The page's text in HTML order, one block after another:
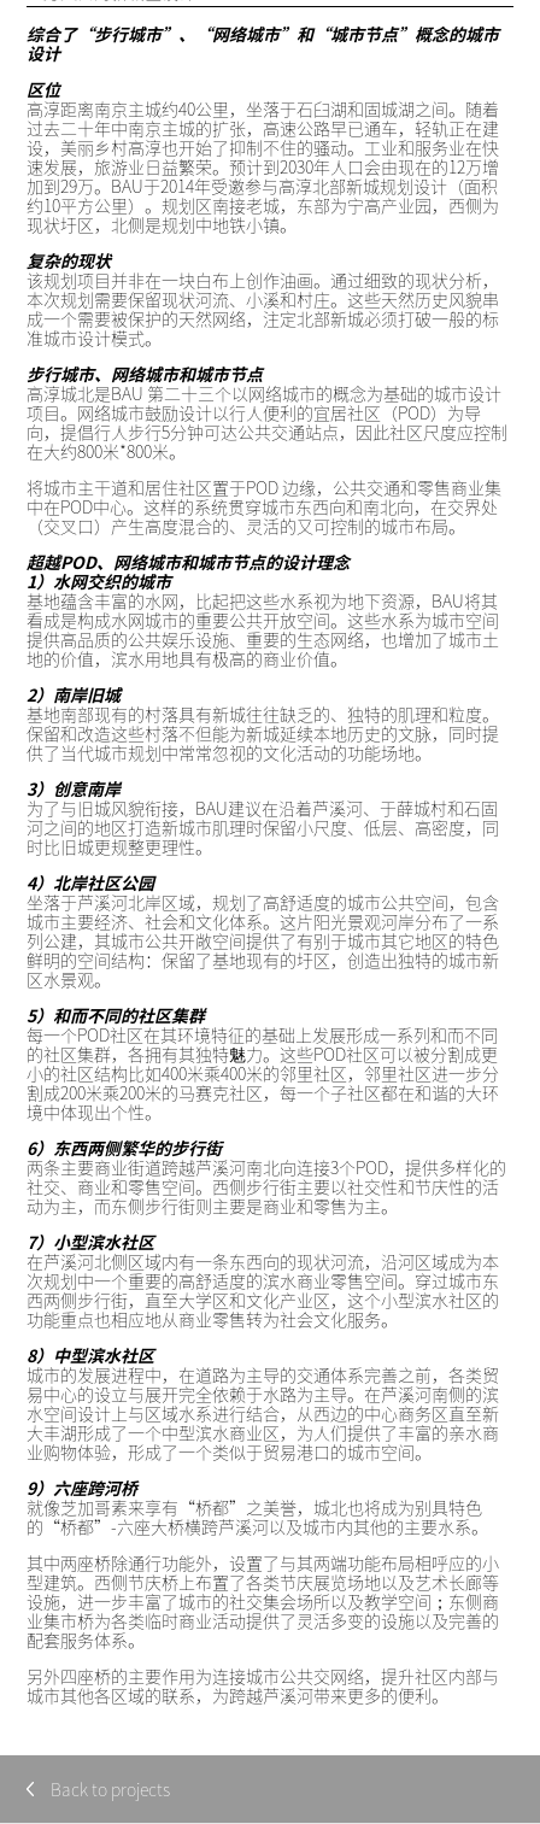
综合了“步行城市”、“网络城市”和“城市节点”概念的城市
设计
区位
高淳距离南京主城约40公里，坐落于石臼湖和固城湖之间。随着
过去二十年中南京主城的扩张，高速公路早已通车，轻轨正在建
设，美丽乡村高淳也开始了抑制不住的骚动。工业和服务业在快
速发展，旅游业日益繁荣。预计到2030年人口会由现在的12万增
加到29万。BAU于2014年受邀参与高淳北部新城规划设计（面积
约10平方公里）。规划区南接老城，东部为宁高产业园，西侧为
现状圩区，北侧是规划中地铁小镇。
复杂的现状
该规划项目并非在一块白布上创作油画。通过细致的现状分析，
本次规划需要保留现状河流、小溪和村庄。这些天然历史风貌串
成一个需要被保护的天然网络，注定北部新城必须打破一般的标
准城市设计模式。
步行城市、网络城市和城市节点
高淳城北是BAU 第二十三个以网络城市的概念为基础的城市设计
项目。网络城市鼓励设计以行人便利的宜居社区（POD）为导
向，提倡行人步行5分钟可达公共交通站点，因此社区尺度应控制
在大约800米*800米。
将城市主干道和居住社区置于POD 边缘，公共交通和零售商业集
中在POD中心。这样的系统贯穿城市东西向和南北向，在交界处
（交叉口）产生高度混合的、灵活的又可控制的城市布局。
超越POD、网络城市和城市节点的设计理念
1）水网交织的城市
基地蕴含丰富的水网，比起把这些水系视为地下资源，BAU将其
看成是构成水网城市的重要公共开放空间。这些水系为城市空间
提供高品质的公共娱乐设施、重要的生态网络，也增加了城市土
地的价值，滨水用地具有极高的商业价值。
2）南岸旧城
基地南部现有的村落具有新城往往缺乏的、独特的肌理和粒度。
保留和改造这些村落不但能为新城延续本地历史的文脉，同时提
供了当代城市规划中常常忽视的文化活动的功能场地。
3）创意南岸
为了与旧城风貌衔接，BAU建议在沿着芦溪河、于薛城村和石固
河之间的地区打造新城市肌理时保留小尺度、低层、高密度，同
时比旧城更规整更理性。
4）北岸社区公园
坐落于芦溪河北岸区域，规划了高舒适度的城市公共空间，包含
城市主要经济、社会和文化体系。这片阳光景观河岸分布了一系
列公建，其城市公共开敞空间提供了有别于城市其它地区的特色
鲜明的空间结构：保留了基地现有的圩区，创造出独特的城市新
区水景观。
5）和而不同的社区集群
每一个POD社区在其环境特征的基础上发展形成一系列和而不同
的社区集群，各拥有其独特魅力。这些POD社区可以被分割成更
小的社区结构比如400米乘400米的邻里社区，邻里社区进一步分
割成200米乘200米的马赛克社区，每一个子社区都在和谐的大环
境中体现出个性。
6）东西两侧繁华的步行街
两条主要商业街道跨越芦溪河南北向连接3个POD，提供多样化的
社交、商业和零售空间。西侧步行街主要以社交性和节庆性的活
动为主，而东侧步行街则主要是商业和零售为主。
7）小型滨水社区
在芦溪河北侧区域内有一条东西向的现状河流，沿河区域成为本
次规划中一个重要的高舒适度的滨水商业零售空间。穿过城市东
西两侧步行街，直至大学区和文化产业区，这个小型滨水社区的
功能重点也相应地从商业零售转为社会文化服务。
8）中型滨水社区
城市的发展进程中，在道路为主导的交通体系完善之前，各类贸
易中心的设立与展开完全依赖于水路为主导。在芦溪河南侧的滨
水空间设计上与区域水系进行结合，从西边的中心商务区直至新
大丰湖形成了一个中型滨水商业区，为人们提供了丰富的亲水商
业购物体验，形成了一个类似于贸易港口的城市空间。
9）六座跨河桥
就像芝加哥素来享有“桥都”之美誉，城北也将成为别具特色
的“桥都”-六座大桥横跨芦溪河以及城市内其他的主要水系。
其中两座桥除通行功能外，设置了与其两端功能布局相呼应的小
型建筑。西侧节庆桥上布置了各类节庆展览场地以及艺术长廊等
设施，进一步丰富了城市的社交集会场所以及教学空间；东侧商
业集市桥为各类临时商业活动提供了灵活多变的设施以及完善的
配套服务体系。
另外四座桥的主要作用为连接城市公共交网络，提升社区内部与
城市其他各区域的联系，为跨越芦溪河带来更多的便利。
Back to projects